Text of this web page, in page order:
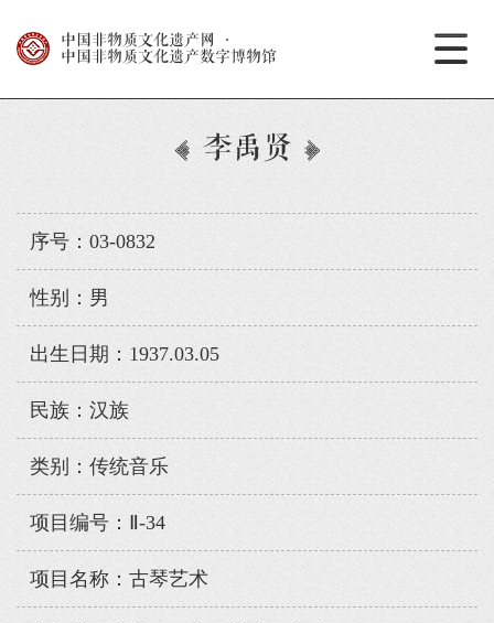
中国非物质文化遗产网
·
中国非物质文化遗产数字博物馆
李禹贤
序号：03-0832
性别：男
出生日期：1937.03.05
民族：汉族
类别：传统音乐
项目编号：Ⅱ-34
项目名称：古琴艺术